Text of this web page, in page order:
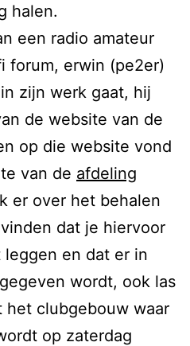
halen.
een radio amateur
forum, erwin (pe2er)
zijn werk gaat, hij
de website van de
op die website vond
van de afdeling
er over het behalen
dat je hiervoor
en dat er in
wordt, ook las
clubgebouw waar
op zaterdag